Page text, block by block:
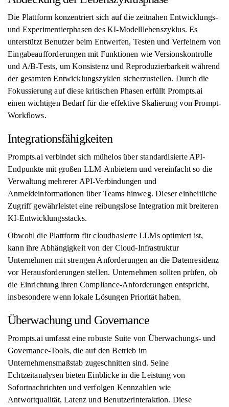
Die Plattform konzentriert sich auf die zeitnahen Entwicklungs-
und Experimentierphasen des KI-Modelllebenszyklus. Es
unterstützt Benutzer beim Entwerfen, Testen und Verfeinern von
Eingabeaufforderungen mit Funktionen wie Versionskontrolle
und A/B-Tests, um Konsistenz und Reproduzierbarkeit während
der gesamten Entwicklungszyklen sicherzustellen. Durch die
Fokussierung auf diese kritischen Phasen erfüllt Prompts.ai
einen wichtigen Bedarf für die effektive Skalierung von Prompt-
Workflows.
Integrationsfähigkeiten
Prompts.ai verbindet sich mühelos über standardisierte API-
Endpunkte mit großen LLM-Anbietern und vereinfacht so die
Verwaltung mehrerer API-Verbindungen und
Anmeldeinformationen über Teams hinweg. Dieser einheitliche
Zugriff gewährleistet eine reibungslose Integration mit breiteren
KI-Entwicklungsstacks.
Obwohl die Plattform für cloudbasierte LLMs optimiert ist,
kann ihre Abhängigkeit von der Cloud-Infrastruktur
Unternehmen mit strengen Anforderungen an die Datenresidenz
vor Herausforderungen stellen. Unternehmen sollten prüfen, ob
die Einrichtung ihren Compliance-Anforderungen entspricht,
insbesondere wenn lokale Lösungen Priorität haben.
Überwachung und Governance
Prompts.ai umfasst eine robuste Suite von Überwachungs- und
Governance-Tools, die auf den Betrieb im
Unternehmensmaßstab zugeschnitten sind. Seine
Echtzeitanalysen bieten Einblicke in die Leistung von
Sofortnachrichten und verfolgen Kennzahlen wie
Antwortqualität, Latenz und Benutzerinteraktion. Diese